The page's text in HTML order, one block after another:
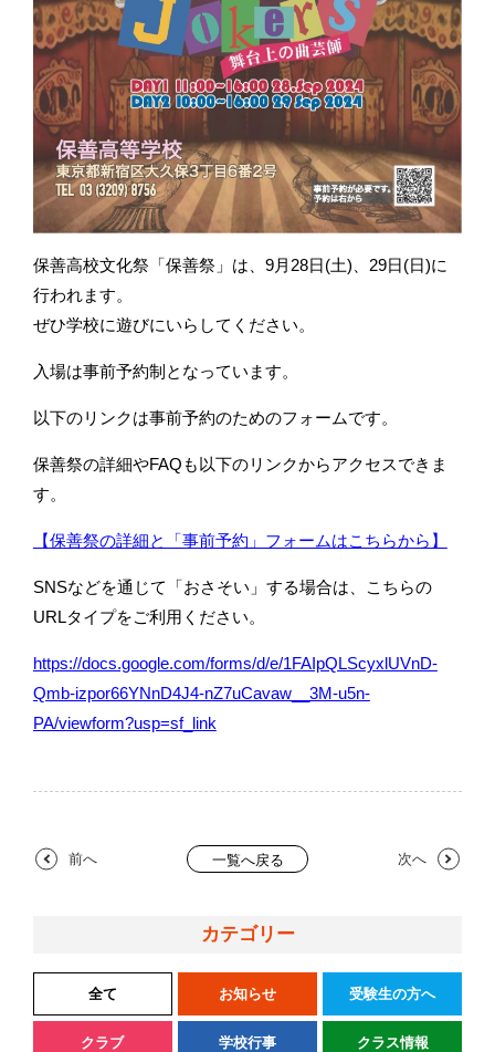
保善高校文化祭「保善祭」は、9月28日(土)、29日(日)に
行われます。
ぜひ学校に遊びにいらしてください。
入場は事前予約制となっています。
以下のリンクは事前予約のためのフォームです。
保善祭の詳細やFAQも以下のリンクからアクセスできま
す。
【保善祭の詳細と「事前予約」フォームはこちらから】
SNSなどを通じて「おさそい」する場合は、こちらの
URLタイプをご利用ください。
https://docs.google.com/forms/d/e/1FAIpQLScyxlUVnD-
Qmb-izpor66YNnD4J4-nZ7uCavaw__3M-u5n-
PA/viewform?usp=sf_link
前へ 一覧へ戻る 次へ
カテゴリー
全て お知らせ 受験生の方へ
クラブ 学校行事 クラス情報